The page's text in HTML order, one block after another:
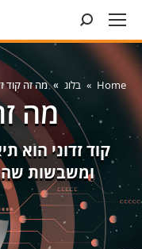
Search:
מה
קוד זדוני הוא
ומשבשות
You are here:
Home בלוג מה זה קוד